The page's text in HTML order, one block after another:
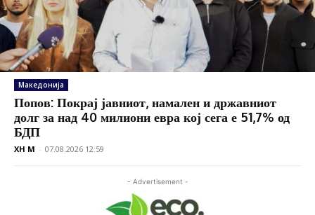
Македонија
Попов: Покрај јавниот, намален и државниот
долг за над 40 милиони евра кој сега е 51,7% од
БДП
XH M - 07.08.2026 12:59
- Advertisement -